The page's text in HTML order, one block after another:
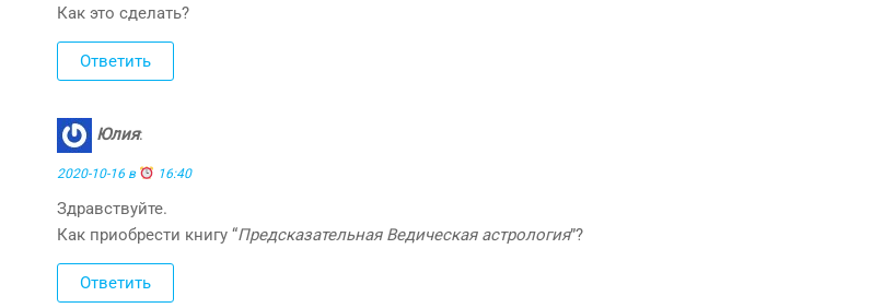
Как это сделать?
Ответить
Юлия:
2020-10-16 в 16:40
Здравствуйте.
Как приобрести книгу “Предсказательная Ведическая астрология”?
Ответить